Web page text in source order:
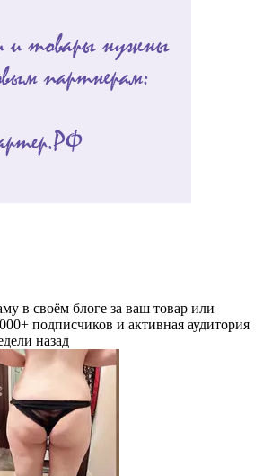
в своём блоге за ваш товар или
подписчиков и активная аудитория
назад